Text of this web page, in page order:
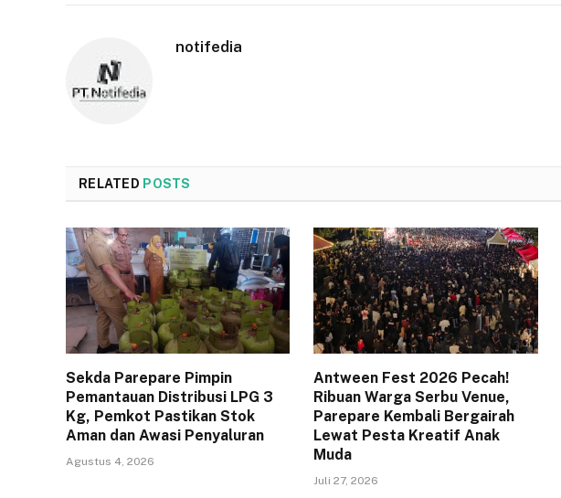
notifedia
RELATED POSTS
Sekda Parepare Pimpin
Pemantauan Distribusi LPG 3
Kg, Pemkot Pastikan Stok
Aman dan Awasi Penyaluran
Agustus 4, 2026
Antween Fest 2026 Pecah!
Ribuan Warga Serbu Venue,
Parepare Kembali Bergairah
Lewat Pesta Kreatif Anak
Muda
Juli 27, 2026